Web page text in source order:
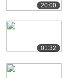
图
图》概念地图
20:00
01:32